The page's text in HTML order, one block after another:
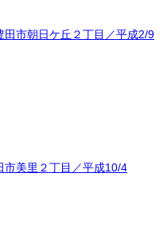
市朝日ケ丘２丁目／平成2/9
美里２丁目／平成10/4